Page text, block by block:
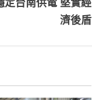
濟後盾